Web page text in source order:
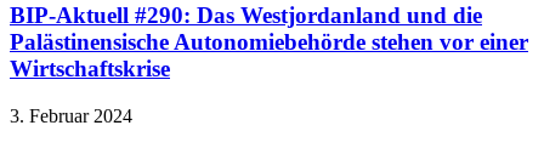
BIP-Aktuell #290: Das Westjordanland und die
Palästinensische Autonomiebehörde stehen vor einer
Wirtschaftskrise
3. Februar 2024